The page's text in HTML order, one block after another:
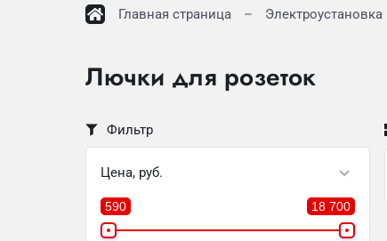
Главная страница Электроустановка
Лючки для розеток
Фильтр
Цена, руб.
590 18 700